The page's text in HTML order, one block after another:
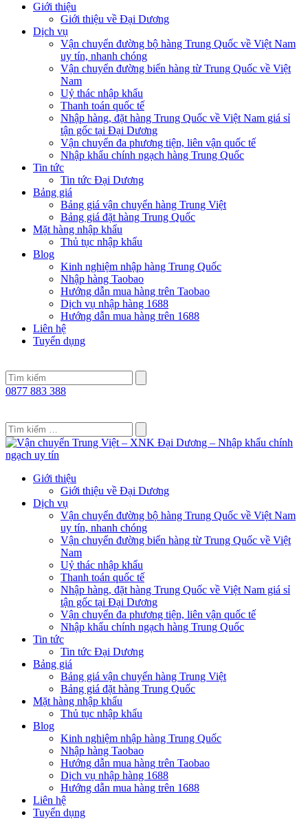
Giới thiệu
Giới thiệu về Đại Dương
Dịch vụ
Vận chuyển đường bộ hàng Trung Quốc về Việt Nam
uy tín, nhanh chóng
Vận chuyển đường biển hàng từ Trung Quốc về Việt
Nam
Uỷ thác nhập khẩu
Thanh toán quốc tế
Nhập hàng, đặt hàng Trung Quốc về Việt Nam giá sỉ
tận gốc tại Đại Dương
Vận chuyển đa phương tiện, liên vận quốc tế
Nhập khẩu chính ngạch hàng Trung Quốc
Tin tức
Tin tức Đại Dương
Bảng giá
Bảng giá vận chuyển hàng Trung Việt
Bảng giá đặt hàng Trung Quốc
Mặt hàng nhập khẩu
Thủ tục nhập khẩu
Blog
Kinh nghiệm nhập hàng Trung Quốc
Nhập hàng Taobao
Hướng dẫn mua hàng trên Taobao
Dịch vụ nhập hàng 1688
Hướng dẫn mua hàng trên 1688
Liên hệ
Tuyển dụng
0877 883 388
Giới thiệu
Giới thiệu về Đại Dương
Dịch vụ
Vận chuyển đường bộ hàng Trung Quốc về Việt Nam
uy tín, nhanh chóng
Vận chuyển đường biển hàng từ Trung Quốc về Việt
Nam
Uỷ thác nhập khẩu
Thanh toán quốc tế
Nhập hàng, đặt hàng Trung Quốc về Việt Nam giá sỉ
tận gốc tại Đại Dương
Vận chuyển đa phương tiện, liên vận quốc tế
Nhập khẩu chính ngạch hàng Trung Quốc
Tin tức
Tin tức Đại Dương
Bảng giá
Bảng giá vận chuyển hàng Trung Việt
Bảng giá đặt hàng Trung Quốc
Mặt hàng nhập khẩu
Thủ tục nhập khẩu
Blog
Kinh nghiệm nhập hàng Trung Quốc
Nhập hàng Taobao
Hướng dẫn mua hàng trên Taobao
Dịch vụ nhập hàng 1688
Hướng dẫn mua hàng trên 1688
Liên hệ
Tuyển dụng